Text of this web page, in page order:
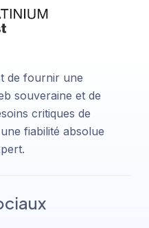
de fournir une
souveraine et de
critiques de
fiabilité absolue